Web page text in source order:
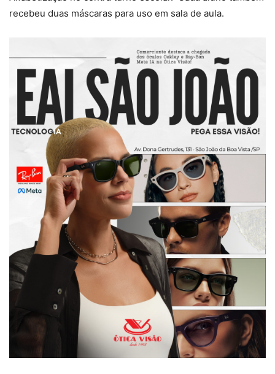
recebeu duas máscaras para uso em sala de aula.